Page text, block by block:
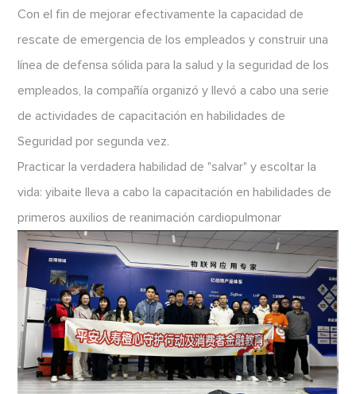
Con el fin de mejorar efectivamente la capacidad de
rescate de emergencia de los empleados y construir una
línea de defensa sólida para la salud y la seguridad de los
empleados, la compañía organizó y llevó a cabo una serie
de actividades de capacitación en habilidades de
Seguridad por segunda vez.
Practicar la verdadera habilidad de "salvar" y escoltar la
vida: yibaite lleva a cabo la capacitación en habilidades de
primeros auxilios de reanimación cardiopulmonar